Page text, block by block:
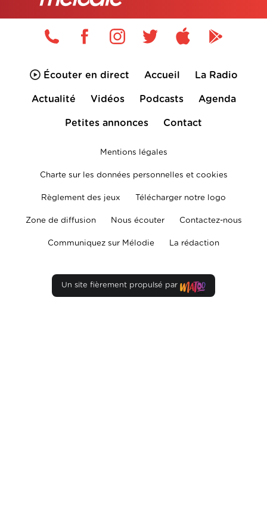
Écouter en direct Accueil La Radio
Actualité Vidéos Podcasts Agenda
Petites annonces Contact
Mentions légales
Charte sur les données personnelles et cookies
Règlement des jeux Télécharger notre logo
Zone de diffusion Nous écouter Contactez-nous
Communiquez sur Mélodie La rédaction
Un site fièrement propulsé par